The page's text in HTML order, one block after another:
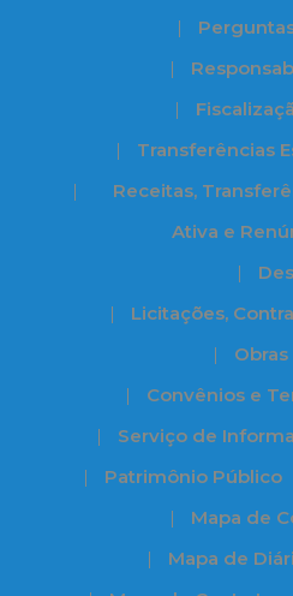
Transferências
Receitas,
Ativa e
Licitações,
Convênios e
Serviço de
Patrimônio Público
Mapa de
Mapa de